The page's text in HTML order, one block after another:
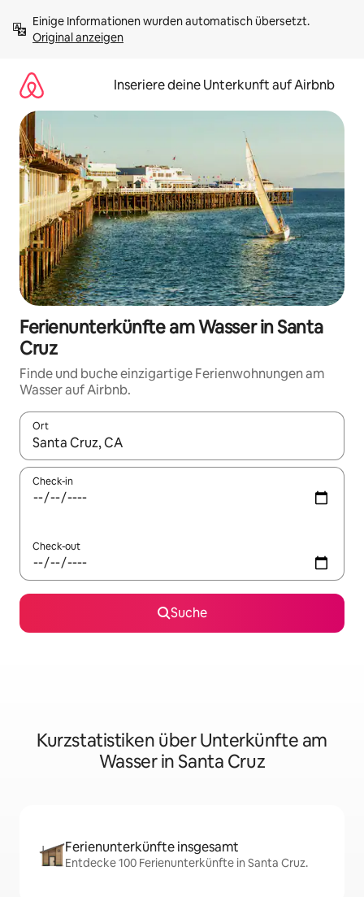
Inhalten
springenOriginal anzeigen
Inseriere deine Unterkunft auf Airbnb
Ferienunterkünfte am Wasser in Santa
Cruz
Finde und buche einzigartige Ferienwohnungen am
Wasser auf Airbnb.
Ort
Wenn Ergebnisse verfügbar sind, navigiere mit den
Check-in
Check-out
Suche
Kurzstatistiken über Unterkünfte am
Wasser in Santa Cruz
Ferienunterkünfte insgesamt
Entdecke 100 Ferienunterkünfte in Santa Cruz.